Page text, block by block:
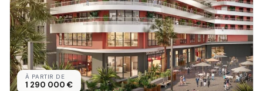
À PARTIR DE
1 290 000 €